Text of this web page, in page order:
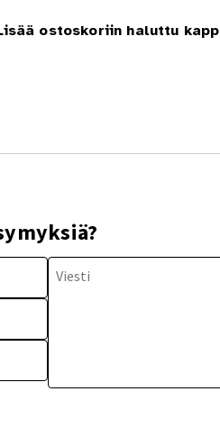
ostoskoriin haluttu